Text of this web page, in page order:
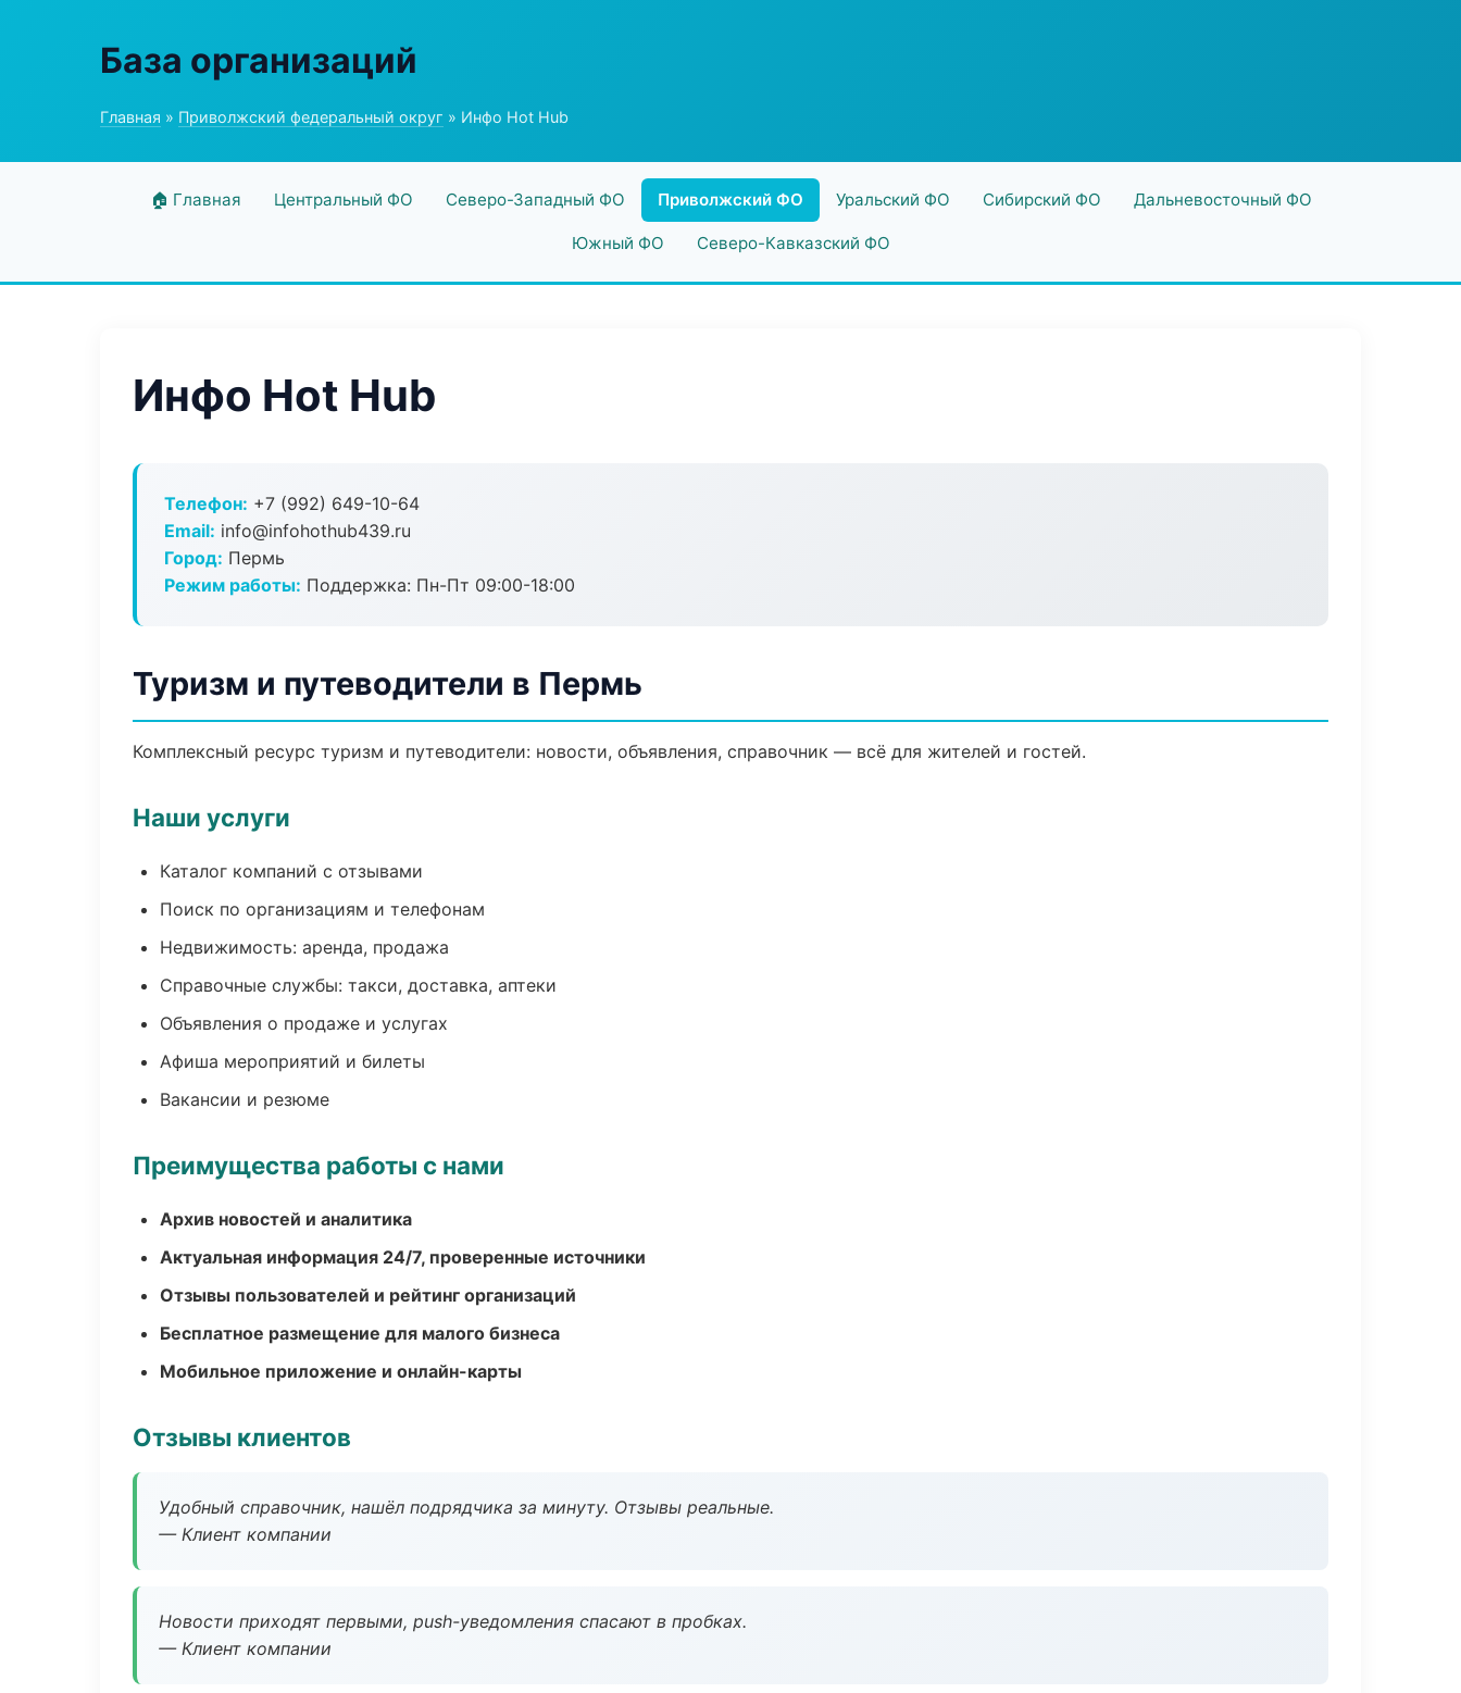
База организаций
Главная » Приволжский федеральный округ » Инфо Hot Hub
🏠 Главная Центральный ФО Северо-Западный ФО Приволжский ФО Уральский ФО Сибирский ФО Дальневосточный ФО
Южный ФО Северо-Кавказский ФО
Инфо Hot Hub
Телефон: +7 (992) 649-10-64
Email: info@infohothub439.ru
Город: Пермь
Режим работы: Поддержка: Пн-Пт 09:00-18:00
Туризм и путеводители в Пермь
Комплексный ресурс туризм и путеводители: новости, объявления, справочник — всё для жителей и гостей.
Наши услуги
Каталог компаний с отзывами
Поиск по организациям и телефонам
Недвижимость: аренда, продажа
Справочные службы: такси, доставка, аптеки
Объявления о продаже и услугах
Афиша мероприятий и билеты
Вакансии и резюме
Преимущества работы с нами
Архив новостей и аналитика
Актуальная информация 24/7, проверенные источники
Отзывы пользователей и рейтинг организаций
Бесплатное размещение для малого бизнеса
Мобильное приложение и онлайн-карты
Отзывы клиентов
Удобный справочник, нашёл подрядчика за минуту. Отзывы реальные.
— Клиент компании
Новости приходят первыми, push-уведомления спасают в пробках.
— Клиент компании